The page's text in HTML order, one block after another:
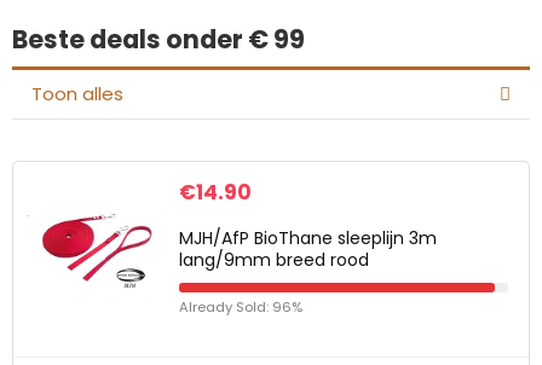
Beste deals onder € 99
Toon alles
€14.90
MJH/AfP BioThane sleeplijn 3m
lang/9mm breed rood
Already Sold: 96%